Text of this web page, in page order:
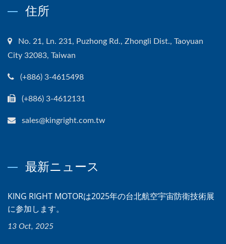
住所
No. 21, Ln. 231, Puzhong Rd., Zhongli Dist., Taoyuan
City 32083, Taiwan
(+886) 3-4615498
(+886) 3-4612131
sales@kingright.com.tw
最新ニュース
KING RIGHT MOTORは2025年の台北航空宇宙防衛技術展
に参加します。
13 Oct, 2025